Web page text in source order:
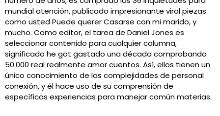
mundial atención, publicado impresionante viral piezas
como usted Puede querer Casarse con mi marido, y
mucho. Como editor, el tarea de Daniel Jones es
seleccionar contenido para cualquier columna,
significado he got gastado una década comprobando
50.000 real realmente amor cuentos. Así, ellos tienen un
único conocimiento de las complejidades de personal
conexión, y él hace uso de su comprensión de
específicas experiencias para manejar común materias.